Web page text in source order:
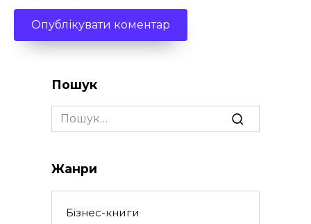
Пошук
Search
for:
Жанри
Бізнес-книги